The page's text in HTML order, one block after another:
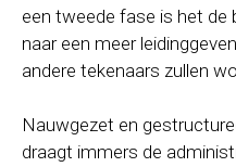
een tweede fase is het de
naar een meer
andere tekenaars zullen
Nauwgezet en
draagt immers de